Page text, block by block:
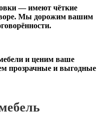
— имеют чёткие
Мы дорожим вашим
и ценим ваше
прозрачные и выгодные